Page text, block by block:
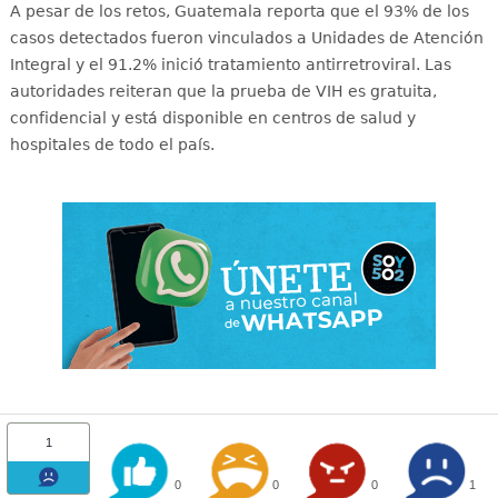
A pesar de los retos, Guatemala reporta que el 93% de los
casos detectados fueron vinculados a Unidades de Atención
Integral y el 91.2% inició tratamiento antirretroviral. Las
autoridades reiteran que la prueba de VIH es gratuita,
confidencial y está disponible en centros de salud y
hospitales de todo el país.
1
0 0 0 1